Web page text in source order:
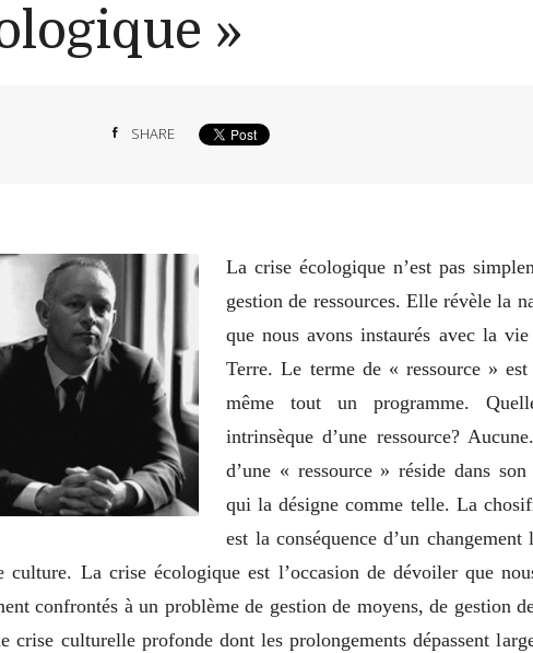
»
SHARE
La crise écologique n’est pas
gestion de ressources. Elle révèle la
que nous avons instaurés avec la
Terre. Le terme de « ressource »
même tout un programme.
intrinsèque d’une ressource?
d’une « ressource » réside dans
qui la désigne comme telle. La
est la conséquence d’un
culture. La crise écologique est l’occasion de dévoiler que
confrontés à un problème de gestion de moyens, de gestion
crise culturelle profonde dont les prolongements dépassent